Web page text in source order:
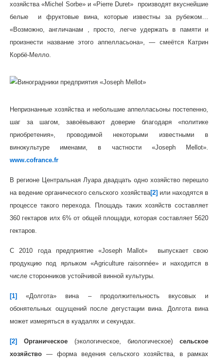
хозяйства «Michel Sorbe» и «Pierre Duret» производят вкуснейшие
белые и фруктовые вина, которые известны за рубежом…
«Возможно, англичанам , просто, легче удержать в памяти и
произнести название этого аппелласьона», — смеётся Катрин
Корбё-Мелло.
Непризнанные хозяйства и небольшие аппелласьоны постепенно,
шаг за шагом, завоёвывают доверие благодаря «политике
приобретения», проводимой некоторыми известными в
винокультуре именами, в частности «Joseph Mellot».
www.cofrance.fr
В регионе Центральная Луара двадцать одно хозяйство перешло
на ведение органического сельского хозяйства[2] или находятся в
процессе такого перехода. Площадь таких хозяйств составляет
360 гектаров илx 6% от общей площади, которая составляет 5620
гектаров.
C 2010 года предприятие «Joseph Mallot» выпускает свою
продукцию под ярлыком «Agriculture raisonnée» и находится в
числе сторонников устойчивой винной культуры.
[1]
«Долгота» вина – продолжительность вкусовых и
обонятельных ощущений после дегустации вина. Долгота вина
может измеряться в куадалях и секундах.
[2] Органическое(экологическое, биологическое) сельское
хозяйство — форма ведения сельского хозяйства, в рамках